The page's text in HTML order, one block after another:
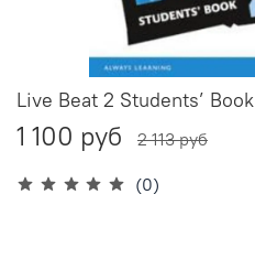
(0)
Live Beat 2 Students’ Book
1 100 руб 2 113 руб